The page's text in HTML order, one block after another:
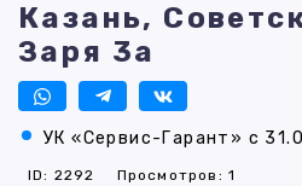
Казань,
Заря 3а
УК «Сервис-Гарант» с
ID: 2292 Просмотров: 1